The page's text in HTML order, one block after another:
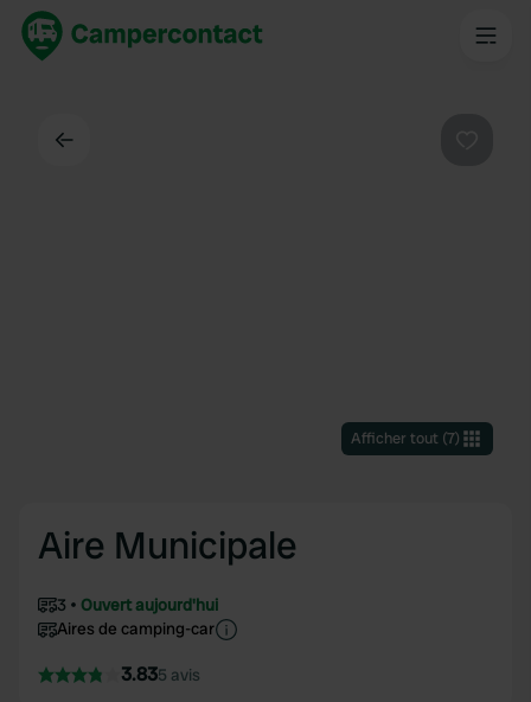
Afficher tout(7)
Aire Municipale
3
Ouvert aujourd'hui
Aires de camping-car
3.835 avis